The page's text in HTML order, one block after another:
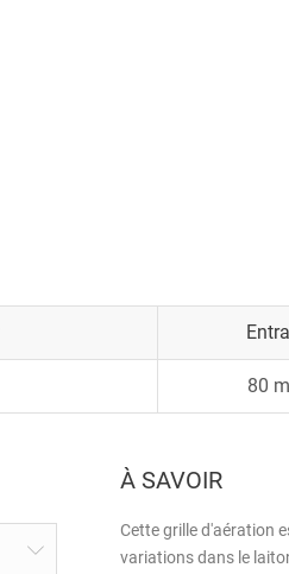
80
À SAVOIR
Cette grille d'aération
variations dans le